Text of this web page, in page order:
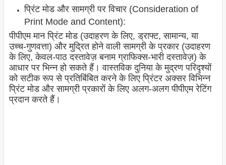
प्रिंट मोड और सामग्री पर विचार (Consideration of
Print Mode and Content):
पीपीएम मान प्रिंट मोड (उदाहरण के लिए, ड्राफ्ट, सामान्य, या
उच्च-गुणवत्ता) और मुद्रित होने वाली सामग्री के प्रकार (उदाहरण
के लिए, केवल-पाठ दस्तावेज़ बनाम ग्राफिक्स-भारी दस्तावेज़) के
आधार पर भिन्न हो सकते हैं। वास्तविक दुनिया के मुद्रण परिदृश्यों
को सटीक रूप से प्रतिबिंबित करने के लिए प्रिंटर अक्सर विभिन्न
प्रिंट मोड और सामग्री प्रकारों के लिए अलग-अलग पीपीएम रेटिंग
प्रदान करते हैं।